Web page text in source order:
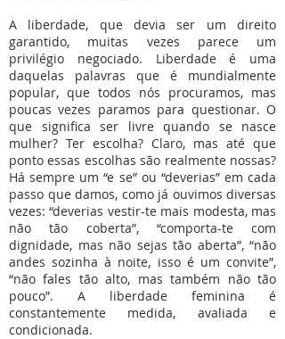
A liberdade, que devia ser um direito
garantido, muitas vezes parece um
privilégio negociado. Liberdade é uma
daquelas palavras que é mundialmente
popular, que todos nós procuramos, mas
poucas vezes paramos para questionar. O
que significa ser livre quando se nasce
mulher? Ter escolha? Claro, mas até que
ponto essas escolhas são realmente nossas?
Há sempre um “e se” ou “deverias” em cada
passo que damos, como já ouvimos diversas
vezes: “deverias vestir-te mais modesta, mas
não tão coberta”, “comporta-te com
dignidade, mas não sejas tão aberta”, “não
andes sozinha à noite, isso é um convite”,
“não fales tão alto, mas também não tão
pouco”. A liberdade feminina é
constantemente medida, avaliada e
condicionada.